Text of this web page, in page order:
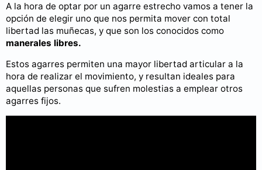
A la hora de optar por un agarre estrecho vamos a tener la
opción de elegir uno que nos permita mover con total
libertad las muñecas, y que son los conocidos como
manerales libres.
Estos agarres permiten una mayor libertad articular a la
hora de realizar el movimiento, y resultan ideales para
aquellas personas que sufren molestias a emplear otros
agarres fijos.